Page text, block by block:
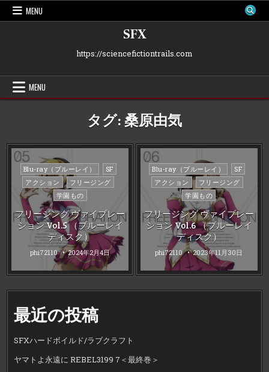
Skip
MENU
SFX
https://sciencefictiontrails.com
MENU
タグ:桑原由気
Posted
in
Blu-ray（ブルーレイ）
SF
アクション
フリージング
学園もの
フリージング ヴァイブレー
ション Vol.5 （ブルーレイ
ディスク）
phi72110 2024年2月4日
Posted
in
Blu-ray（ブルーレイ）
SF
アクション
フリージング
学園もの
フリージング ヴァイブレー
ション Vol.6 （ブルーレイ
ディスク）
phi72110 2023年11月30日
最近の投稿
SFXハードボイルド/ラブクラフト
ヤマトよ永遠に REBEL3199 7＜最終巻＞